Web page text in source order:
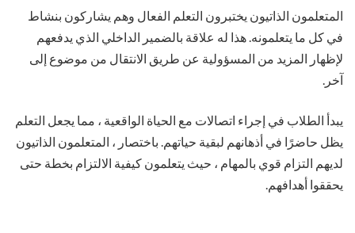
المتعلمون الذاتيون يختبرون التعلم الفعال وهم يشاركون بنشاط
في كل ما يتعلمونه. هذا له علاقة بالضمير الداخلي الذي يدفعهم
لإظهار المزيد من المسؤولية عن طريق الانتقال من موضوع إلى
آخر.
يبدأ الطلاب في إجراء اتصالات مع الحياة الواقعية ، مما يجعل التعلم
يظل حاضرًا في أذهانهم لبقية حياتهم. باختصار ، المتعلمون الذاتيون
لديهم التزام قوي بالمهام ، حيث يتعلمون كيفية الالتزام بخطة حتى
يحققوا أهدافهم.